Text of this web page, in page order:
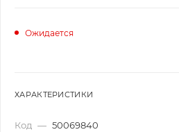
Ожидается
ХАРАКТЕРИСТИКИ
Код — 50069840